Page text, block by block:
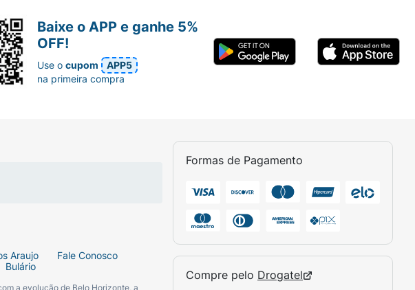
Araujo
Fale Conosco
Bulário
a evolução de Belo Horizonte, a
Formas de Pagamento
Compre pelo Drogatel
Baixe o APP e ganhe 5%
OFF!
Use ocupom
APP5
na primeira compra